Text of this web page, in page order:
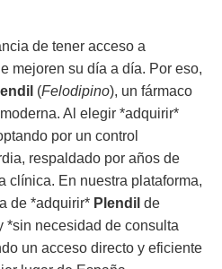
de tener acceso a
mejoren su día a día. Por eso,
(Felodipino), un fármaco
Al elegir *adquirir*
por un control
respaldado por años de
clínica. En nuestra plataforma,
de *adquirir* Plendil de
*sin necesidad de consulta
un acceso directo y eficiente